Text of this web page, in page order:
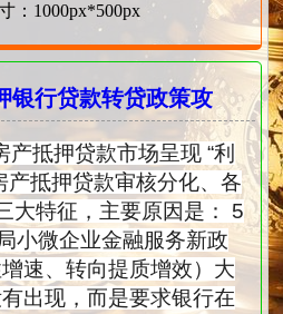
：1000px*500px
银行贷款转贷政策攻
抵押贷款市场呈现 “利
抵押贷款审核分化、各
大特征，主要原因是： 5
小微企业金融服务新政
速、转向提质增效）大
出现，而是要求银行在